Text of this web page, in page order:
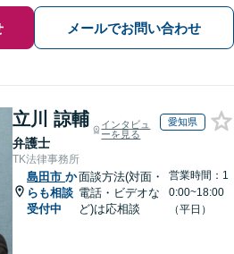
メールでお問い合わせ
立川 諒輔
弁護士
インタビュ
ーを見る
愛知県
TK法律事務所
島田市 か
らも相談
受付中
面談方法(対面・
電話・ビデオな
ど)は応相談
営業時間：1
0:00~18:00
（平日）